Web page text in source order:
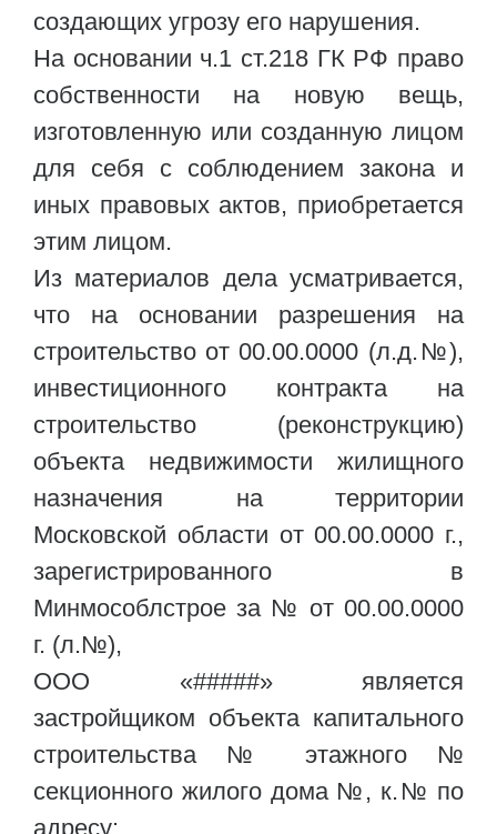
создающих угрозу его нарушения.
На основании ч.1 ст.218 ГК РФ право
собственности на новую вещь,
изготовленную или созданную лицом
для себя с соблюдением закона и
иных правовых актов, приобретается
этим лицом.
Из материалов дела усматривается,
что на основании разрешения на
строительство от 00.00.0000 (л.д.№),
инвестиционного контракта на
строительство (реконструкцию)
объекта недвижимости жилищного
назначения на территории
Московской области от 00.00.0000 г.,
зарегистрированного в
Минмособлстрое за № от 00.00.0000
г. (л.№),
ООО «#####» является
застройщиком объекта капитального
строительства № этажного №
секционного жилого дома №, к.№ по
адресу: .................